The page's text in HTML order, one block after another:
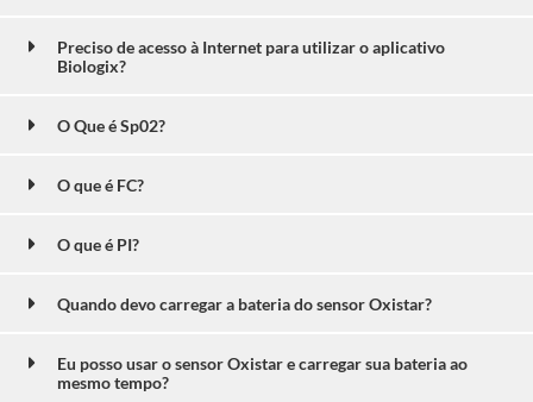
Preciso de acesso à Internet para utilizar o aplicativo
Biologix?
O Que é Sp02?
O que é FC?
O que é PI?
Quando devo carregar a bateria do sensor Oxistar?
Eu posso usar o sensor Oxistar e carregar sua bateria ao
mesmo tempo?